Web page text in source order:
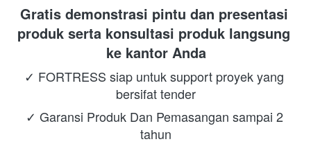
Gratis demonstrasi pintu dan presentasi
produk serta konsultasi produk langsung
ke kantor Anda
✓ FORTRESS siap untuk support proyek yang
bersifat tender
✓ Garansi Produk Dan Pemasangan sampai 2
tahun